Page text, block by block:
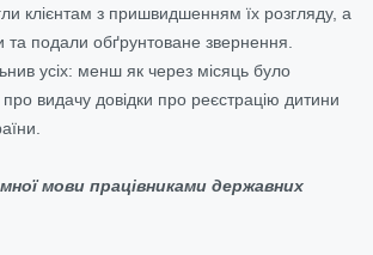
клієнтам з пришвидшенням їх розгляду, а
та подали обґрунтоване звернення.
усіх: менш як через місяць було
видачу довідки про реєстрацію дитини
мови працівниками державних